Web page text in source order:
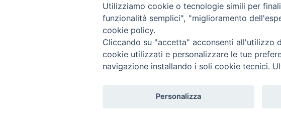
Privacy
Copyright © 2019 - Tutti i diritti riservati - Vita Trentina
Utilizziamo cookie o tecnologie simili per
funzionalità semplici", "miglioramento
cookie policy.
Cliccando su "accetta" acconsenti all'utilizzo
cookie utilizzati e personalizzare le tue
navigazione installando i soli cookie tecnici.
Personalizza